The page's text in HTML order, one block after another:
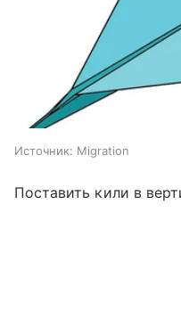
Источник: Migration
Поставить кили в